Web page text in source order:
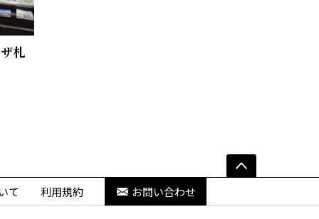
札
て 利用規約 お問い合わせ